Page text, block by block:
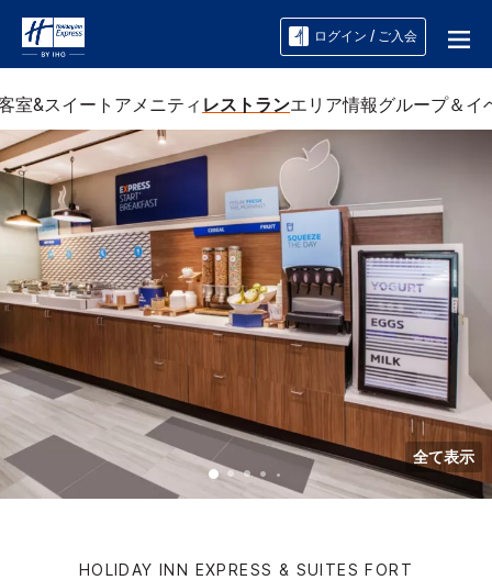
ログイン / ご入会
室&スイート アメニティ レストランエリア情報グループ＆イ
全て表示
HOLIDAY INN EXPRESS & SUITES FORT